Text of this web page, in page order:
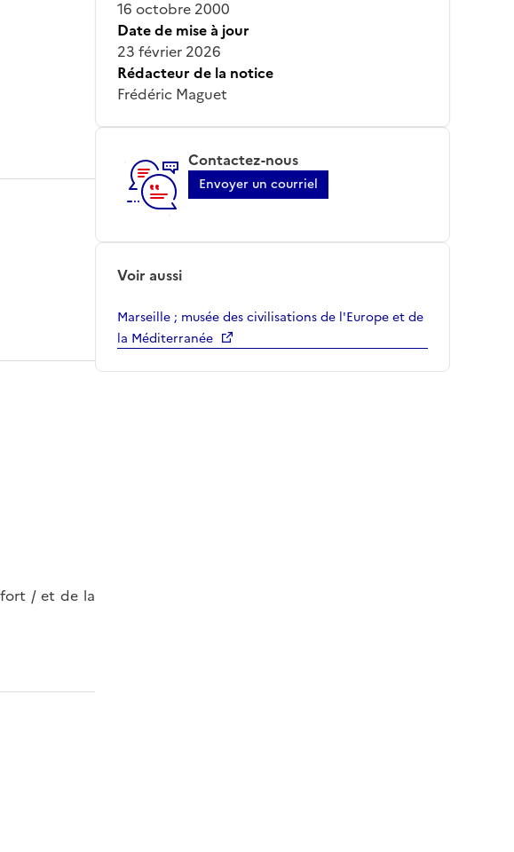
fort / et de la
16 octobre 2000
Date de mise à jour
23 février 2026
Rédacteur de la notice
Frédéric Maguet
Contactez-nous
Envoyer un courriel
Voir aussi
Marseille ; musée des civilisations de l'Europe et de
la Méditerranée